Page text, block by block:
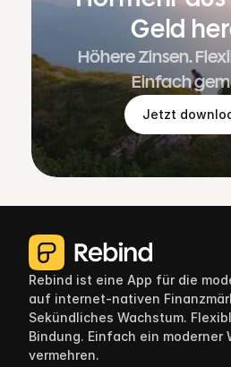
Geld
Höhere Zinsen.
Einfach
Jetzt
Rebind ist eine App für die
auf internet-nativen
Sekündliches Wachstum.
Bindung. Einfach ein moderner
vermehren.